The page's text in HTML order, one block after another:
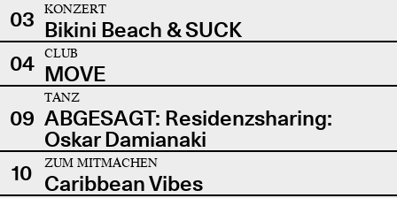
03
KONZERT
Bikini Beach & SUCK
04
CLUB
MOVE
09
TANZ
ABGESAGT: Residenzsharing:
Oskar Damianaki
10
ZUM MITMACHEN
Caribbean Vibes